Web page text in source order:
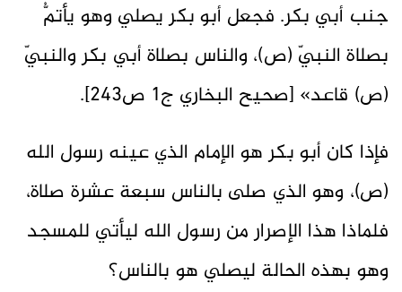
جنب أبي بكر. فجعل أبو بكر يصلي وهو يأتمُّ
بصلاة النبيّ (ص)، والناس بصلاة أبي بكر والنبيّ
(ص) قاعد» [صحيح البخاري ج1 ص243].
فإذا كان أبو بكر هو الإمام الذي عينه رسول الله
(ص)، وهو الذي صلى بالناس سبعة عشرة صلاة،
فلماذا هذا الإصرار من رسول الله ليأتي للمسجد
وهو بهذه الحالة ليصلي هو بالناس؟